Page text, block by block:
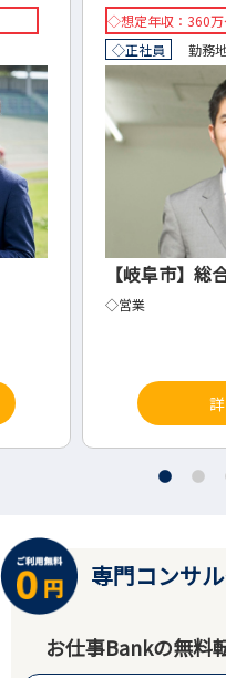
◇想定年収：360
◇正社員
勤務
【岐阜市】総
◇営業
専門コンサ
お仕事Bankの無料